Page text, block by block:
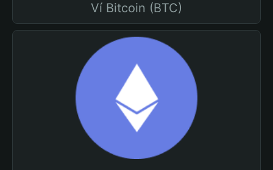
Ví Bitcoin (BTC)